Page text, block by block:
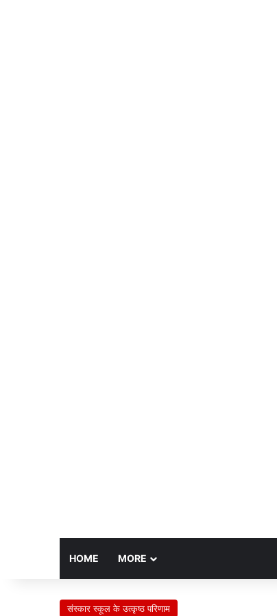
HOME MORE
संस्कार स्कूल के उत्कृष्ठ परिणाम